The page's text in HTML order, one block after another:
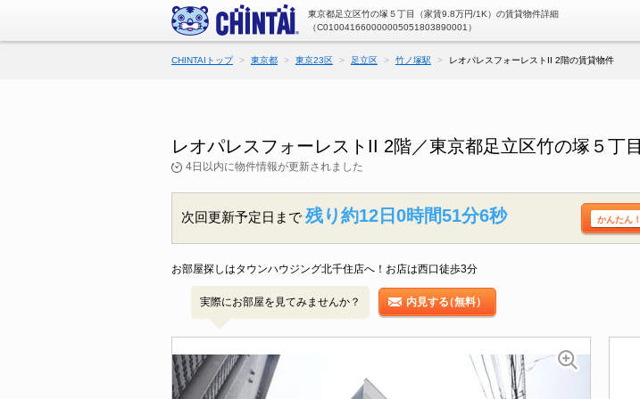
東京都足立区竹の塚５丁目（家賃9.8万円/1K）の賃貸物件詳細
（C010041660000005051803890001）
CHINTAIトップ 東京都 東京23区 足立区 竹ノ塚駅 レオパレスフォーレストII 2階の賃貸物件
レオパレスフォーレストII 2階／東京都足立区竹の塚５丁
4日以内に物件情報が更新されました
次回更新予定日まで 残り約12日0時間51分5秒 かんたん！
お部屋探しはタウンハウジング北千住店へ！お店は西口徒歩3分
実際にお部屋を見てみませんか？ 内見する（無料）